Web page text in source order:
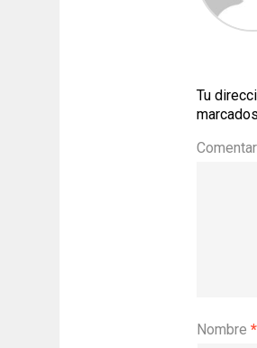
Tu
Nombre *